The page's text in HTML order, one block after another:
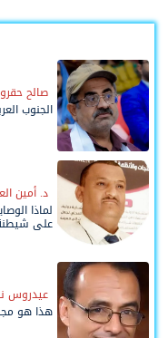
صالح
الجنوب
د. أمين
لماذا
على
عيدروس
هذا هو